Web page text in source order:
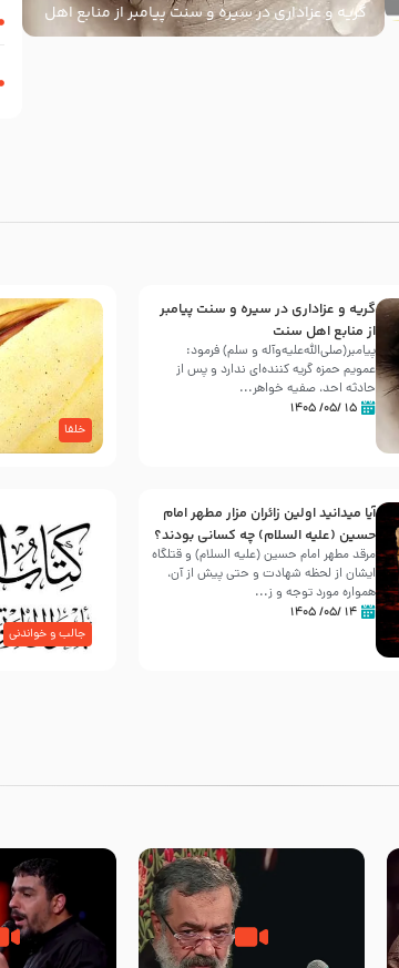
گریه و عزاداری در سیره و سنت پیامبر از منابع اهل
سنت
گریه و عزاداری در سیره و سنت پیامبر
از منابع اهل سنت
پیامبر(صلی‌الله‌علیه‌وآله و سلم) فرمود:
عمویم حمزه گریه کننده‌ای ندارد و پس از
حادثه احد، صفیه خواهر...
۱۵ /۰۵/ ۱۴۰۵
خلفا
آیا میدانید اولین زائران مزار مطهر امام
حسین (علیه السلام) چه کسانی بودند؟
مرقد مطهر امام حسین (علیه السلام) و قتلگاه
ایشان از لحظه شهادت و حتی پیش از آن،
همواره مورد توجه و ز...
۱۴ /۰۵/ ۱۴۰۵
جالب و خواندنی